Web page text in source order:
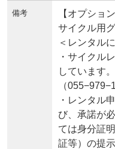
備考
【オプショ
サイクル用
＜レンタル
・サイクル
しています
（
・レンタル
び、承諾が
ては身分証
証等）の提